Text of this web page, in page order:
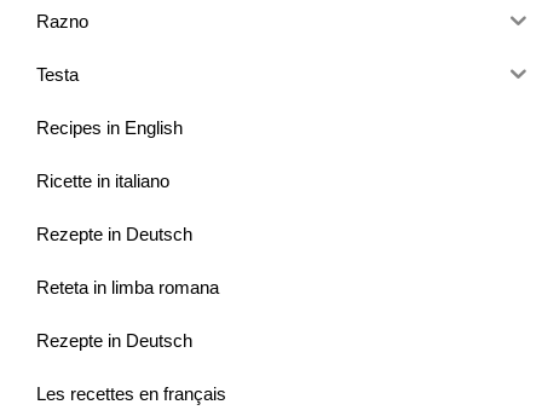
Razno
Testa
Recipes in English
Ricette in italiano
Rezepte in Deutsch
Reteta in limba romana
Rezepte in Deutsch
Les recettes en français